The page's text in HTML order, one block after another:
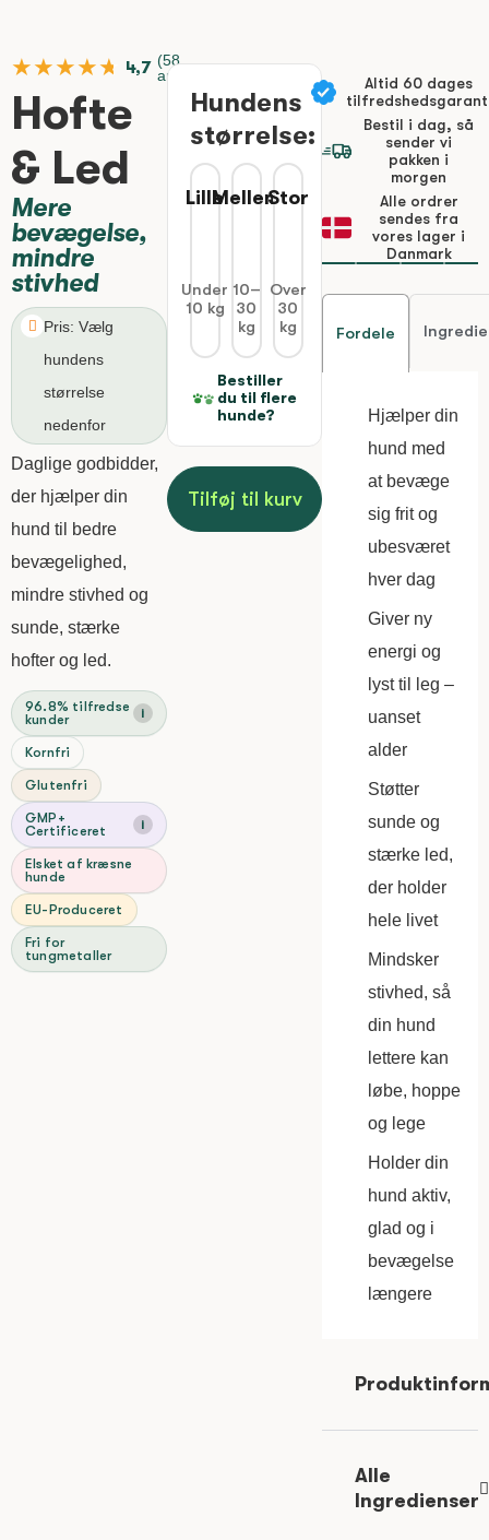
★★★★★
★★★★★ 4,7 (58
anmeldelser)
Hofte
& Led
Mere
bevægelse,
mindre
stivhed
Pris: Vælg
hundens
størrelse
nedenfor
Daglige godbidder,
der hjælper din
hund til bedre
bevægelighed,
mindre stivhed og
sunde, stærke
hofter og led.
96.8% tilfredse
kunder
i
Kornfri
Glutenfri
GMP+
Certificeret
i
Elsket af kræsne
hunde
EU-Produceret
Fri for
tungmetaller
Hundens
størrelse:
Lille
Under
10 kg
Mellem
10–
30
kg
Stor
Over
30
kg
Bestiller
du til flere
hunde?
Tilføj til kurv
Altid 60 dages
Bestil i dag, så
sender vi
pakken i
morgen
Alle ordrer
sendes fra
vores lager i
Danmark
Fordele
Hjælper din
hund med
at bevæge
sig frit og
ubesværet
hver dag
Giver ny
energi og
lyst til leg –
uanset
alder
Støtter
sunde og
stærke led,
der holder
hele livet
Mindsker
stivhed, så
din hund
lettere kan
løbe, hoppe
og lege
Holder din
hund aktiv,
glad og i
bevægelse
længere
Alle
Ingredienser